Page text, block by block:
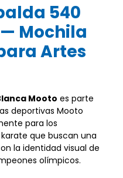
540
Mochila
Artes
Mooto es parte
deportivas Mooto
para los
que buscan una
la identidad visual de
olímpicos.